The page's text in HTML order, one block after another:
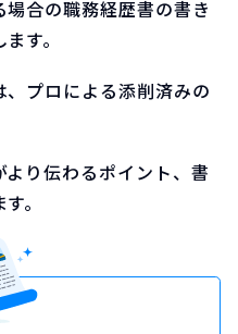
合の職務経歴書の書き
す。
プロによる添削済みの
り伝わるポイント、書
。